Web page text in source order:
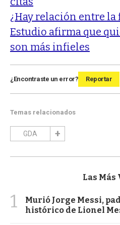
¿Hay relación entre la
Estudio afirma que
son más infieles
¿Encontraste un error? Reportar
Temas relacionados
GDA
Las Más
1
Murió Jorge Messi,
histórico de Lionel